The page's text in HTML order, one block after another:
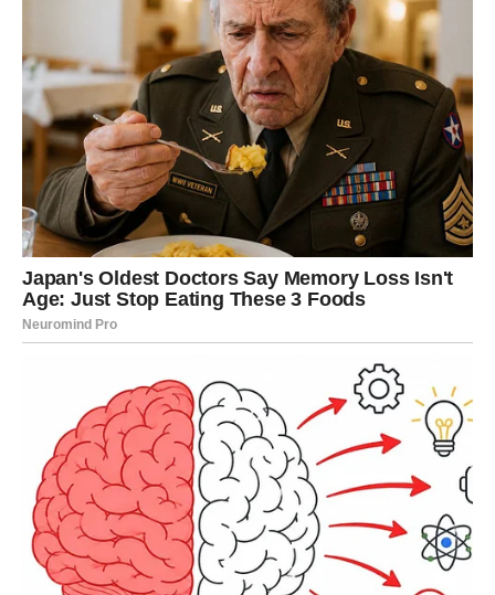
pristup:
Kako bismo započeli proces, napravit ćemo mješavinu
kvasca kombinirajući kvasac, mlijeko i šećer. Za početak
kvasac razdijelite na manje komadiće i pomiješajte s
mlakim mlijekom, pazeći da temperatura ne bude
previsoka; zatim umiješajte žlicu šećera.
Da bi kvasac postao aktivan, pobrinite se da je dobro
izmiješan i zatim ga ostavite da odstoji ispod pamučnog
ručnika otprilike 15 minuta. Dok kvasac prolazi proces
dizanja, pomiješajte brašno, preostali šećer i sol u
zasebnoj posudi, pazeći da se jaje postupno uklopi.
Nježno premjestite kvasac u predviđenu posudu, pazeći
na pažljiv prijenos. Lagano pomiješajte ohlađenu i
ukapljenu mast ili ulje dok se dobro ne sjedini. Pobrinite
se da temeljito mijesite tijesto dok ne postigne podatnu i
neljepljivu konzistenciju.